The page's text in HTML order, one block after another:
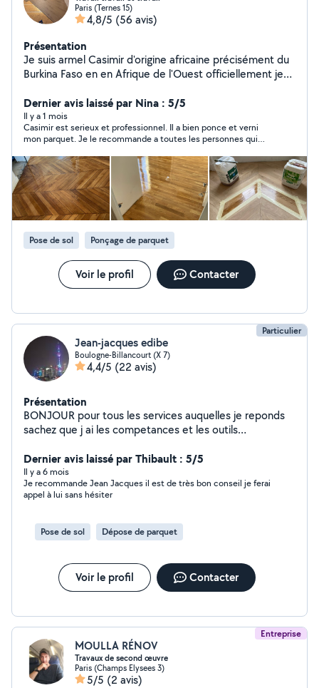
Paris (Ternes 15)
4,8/5 (56 avis)
Présentation
Je suis armel Casimir d'origine africaine précisément du
Burkina Faso en en Afrique de l'Ouest officiellement je
Samsig je pose les anciens parquet massif je ponce l'es
parquet j'ai déjà tous mes outils de travail n'hésitez à me
contacter
Dernier avis laissé par Nina : 5/5
Il y a 1 mois
Casimir est serieux et professionnel. Il a bien ponce et verni
mon parquet. Je le recommande a toutes les personnes qui
Pose de sol Ponçage de parquet
Voir le profil Contacter
Particulier
Jean-jacques edibe
Boulogne-Billancourt (X 7)
4,4/5 (22 avis)
Présentation
BONJOUR pour tous les services auquelles je reponds
sachez que j ai les competances et les outils
Dernier avis laissé par Thibault : 5/5
Il y a 6 mois
Je recommande Jean Jacques il est de très bon conseil je ferai
appel à lui sans hésiter
Pose de sol Dépose de parquet
Voir le profil Contacter
Entreprise
MOULLA RÉNOV
Travaux de second œuvre
Paris (Champs Elysees 3)
5/5 (2 avis)